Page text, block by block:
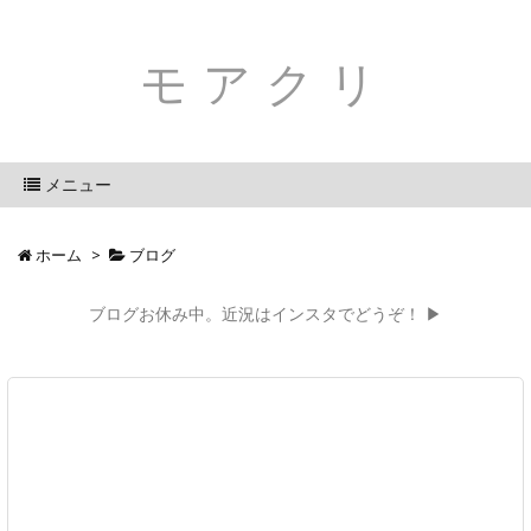
モアクリ
メニュー
ホーム > ブログ
ブログお休み中。近況はインスタでどうぞ！ ▶